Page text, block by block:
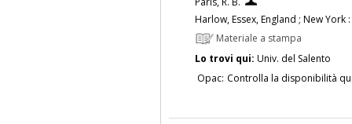
Harlow, Essex, England ; New York
Materiale a stampa
Lo trovi qui: Univ. del Salento
Opac: Controlla la disponibilità